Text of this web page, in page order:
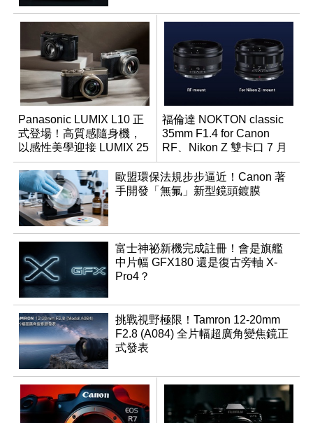
Panasonic LUMIX L10 正
式登場！高質感隨身機，
以感性美學迎接 LUMIX 25
週年
福倫達 NOKTON classic
35mm F1.4 for Canon
RF、Nikon Z 雙卡口 7 月
同步登台
歐盟環保法規步步逼近！Canon 著
手開發「無氟」新型鏡頭鍍膜
富士神祕新機完成註冊！會是旗艦
中片幅 GFX180 還是復古旁軸 X-
Pro4？
挑戰視野極限！Tamron 12-20mm
F2.8 (A084) 全片幅超廣角變焦鏡正
式發表